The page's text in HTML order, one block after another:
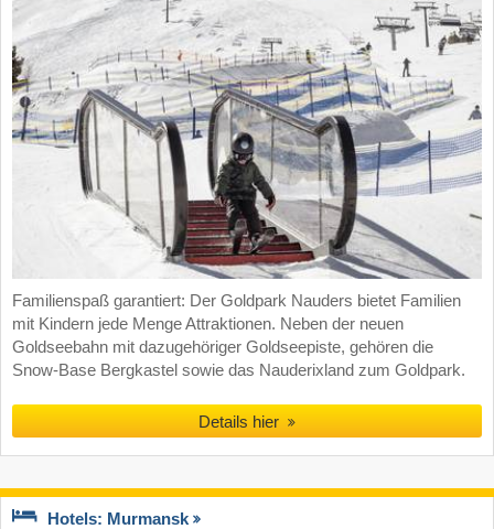
Familienspaß garantiert: Der Goldpark Nauders bietet Familien
mit Kindern jede Menge Attraktionen. Neben der neuen
Goldseebahn mit dazugehöriger Goldseepiste, gehören die
Snow-Base Bergkastel sowie das Nauderixland zum Goldpark.
Details hier
Hotels: Murmansk